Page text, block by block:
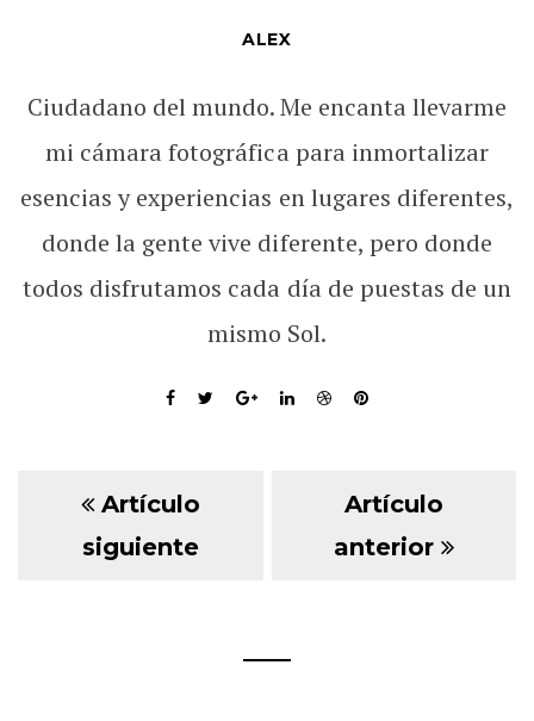
ALEX
Ciudadano del mundo. Me encanta llevarme
mi cámara fotográfica para inmortalizar
esencias y experiencias en lugares diferentes,
donde la gente vive diferente, pero donde
todos disfrutamos cada día de puestas de un
mismo Sol.
Artículo
siguiente
Artículo
anterior